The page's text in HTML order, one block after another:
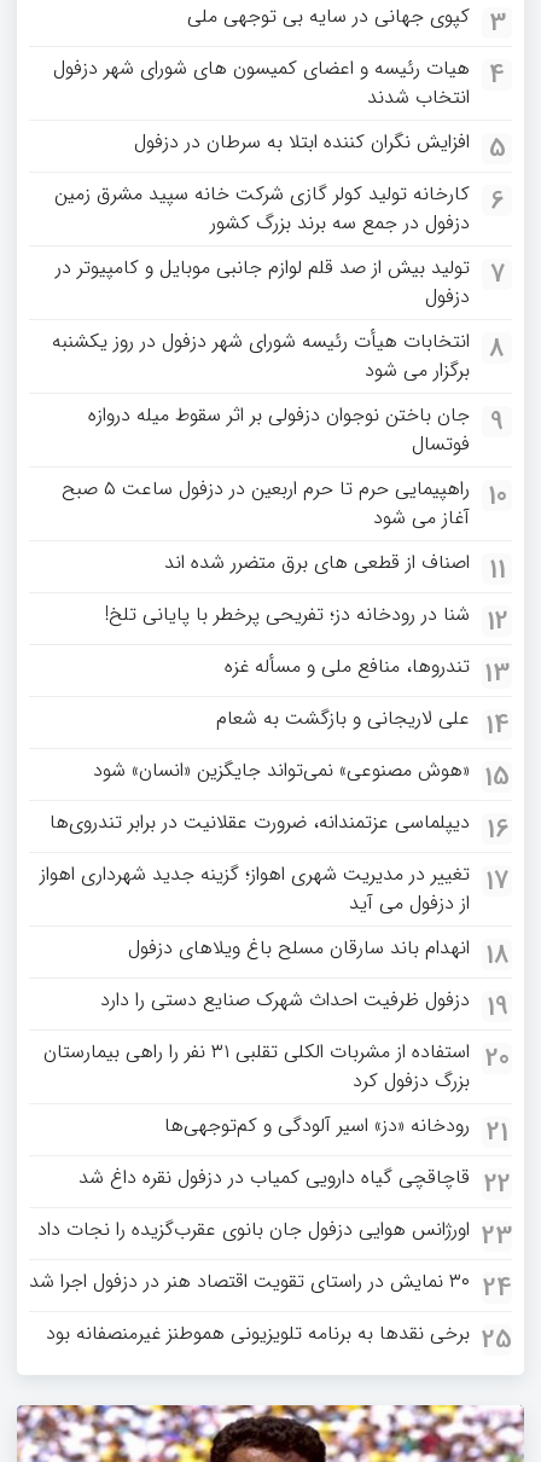
3 کپوی جهانی در سایه بی توجهی ملی
4
هیات رئیسه و اعضای کمیسون های شورای شهر دزفول
انتخاب شدند
5 افزایش نگران کننده ابتلا به سرطان در دزفول
6
کارخانه تولید کولر گازی شرکت خانه سپید مشرق زمین
دزفول در جمع سه برند بزرگ کشور
7
تولید بیش از صد قلم لوازم جانبی موبایل و کامپیوتر در
دزفول
8
انتخابات هیأت رئیسه شورای شهر دزفول در روز یکشنبه
برگزار می شود
9
جان باختن نوجوان دزفولی بر اثر سقوط میله دروازه
فوتسال
10
راهپیمایی حرم تا حرم اربعین در دزفول ساعت ۵ صبح
آغاز می شود
11 اصناف از قطعی های برق متضرر شده اند
12 شنا در رودخانه دز؛ تفریحی پرخطر با پایانی تلخ!
13 تندروها، منافع ملی و مسأله غزه
14 علی لاریجانی و بازگشت به شعام
15 «هوش مصنوعی» نمی‌تواند جایگزین «انسان» شود
16 دیپلماسی عزتمندانه، ضرورت عقلانیت در برابر تندروی‌ها
17 تغییر در مدیریت شهری اهواز؛ گزینه جدید شهرداری اهواز
از دزفول می آید
18 انهدام باند سارقان مسلح باغ‌ ویلاهای دزفول
19 دزفول ظرفیت احداث شهرک صنایع دستی را دارد
20
استفاده از مشربات الکلی تقلبی ۳۱ نفر را راهی بیمارستان
بزرگ دزفول کرد
21 رودخانه «دز» اسیر آلودگی و کم‌توجهی‌ها
22 قاچاقچی گیاه دارویی کمیاب در دزفول نقره داغ شد
23 اورژانس هوایی دزفول جان بانوی عقرب‌گزیده را نجات داد
24 ۳۰ نمایش در راستای تقویت اقتصاد هنر در دزفول اجرا شد
25 برخی نقدها به برنامه تلویزیونی هموطنز غیرمنصفانه بود